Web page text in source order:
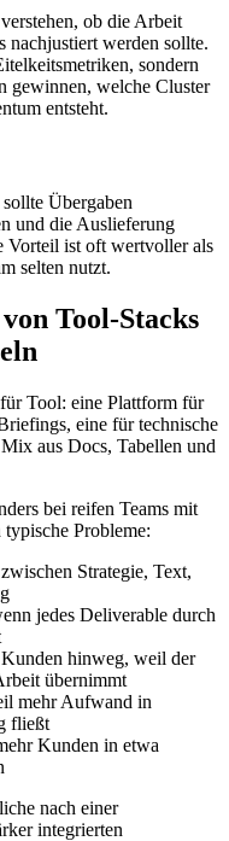
ob die Arbeit
nachjustiert werden sollte.
sondern
gewinnen, welche Cluster
entsteht.
Übergaben
und die Auslieferung
Vorteil ist oft wertvoller als
selten nutzt.
Tool‑Stacks
Tool: eine Plattform für
eine für technische
aus Docs, Tabellen und
bei reifen Teams mit
typische Probleme:
zwischen Strategie, Text,
jedes Deliverable durch
hinweg, weil der
übernimmt
mehr Aufwand in
fließt
Kunden in etwa
nach einer
integrierten